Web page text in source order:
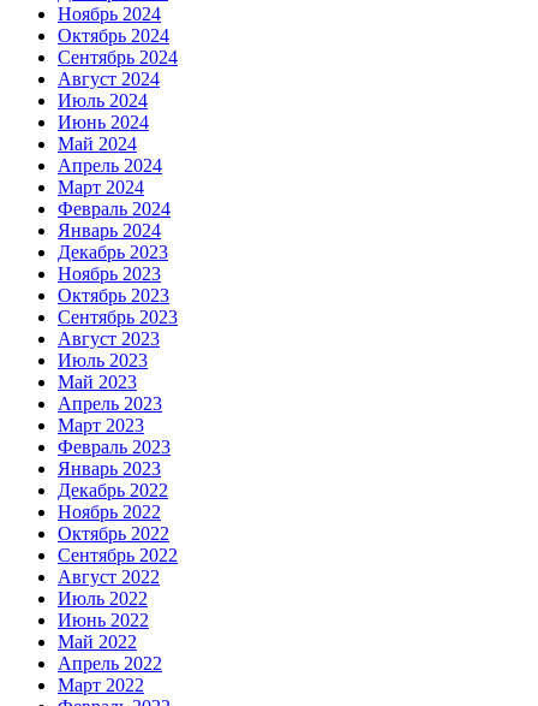
Ноябрь 2024
Октябрь 2024
Сентябрь 2024
Август 2024
Июль 2024
Июнь 2024
Май 2024
Апрель 2024
Март 2024
Февраль 2024
Январь 2024
Декабрь 2023
Ноябрь 2023
Октябрь 2023
Сентябрь 2023
Август 2023
Июль 2023
Май 2023
Апрель 2023
Март 2023
Февраль 2023
Январь 2023
Декабрь 2022
Ноябрь 2022
Октябрь 2022
Сентябрь 2022
Август 2022
Июль 2022
Июнь 2022
Май 2022
Апрель 2022
Март 2022